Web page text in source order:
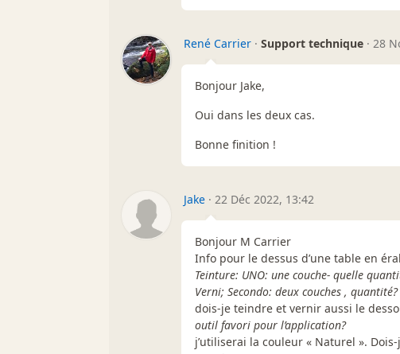
René Carrier · Support technique · 28
Bonjour Jake,
Oui dans les deux cas.
Bonne finition !
Jake · 22 Déc 2022, 13:42
Bonjour M Carrier
Info pour le dessus d’une table en
Teinture: UNO: une couche- quelle
Verni; Secondo: deux couches , quantité?
dois-je teindre et vernir aussi le
outil favori pour l’application?
j’utiliserai la couleur « Naturel ».